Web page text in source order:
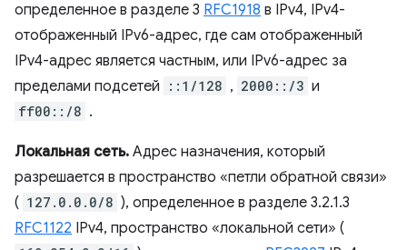
определенное в разделе 3 RFC1918 в IPv4, IPv4-
отображенный IPv6-адрес, где сам отображенный
IPv4-адрес является частным, или IPv6-адрес за
пределами подсетей
::1/128 , 2000::/3 и
ff00::/8 .
Локальная сеть. Адрес назначения, который
разрешается в пространство «петли обратной связи»
( 127.0.0.0/8 ), определенное в разделе 3.2.1.3
RFC1122 IPv4, пространство «локальной сети» (